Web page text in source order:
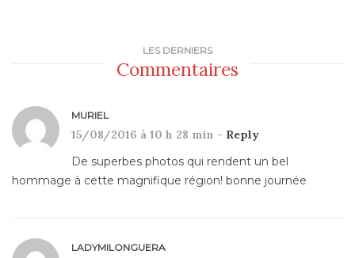
LES DERNIERS
Commentaires
MURIEL
15/08/2016 à 10 h 28 min - Reply
De superbes photos qui rendent un bel
hommage à cette magnifique région! bonne journée
LADYMILONGUERA